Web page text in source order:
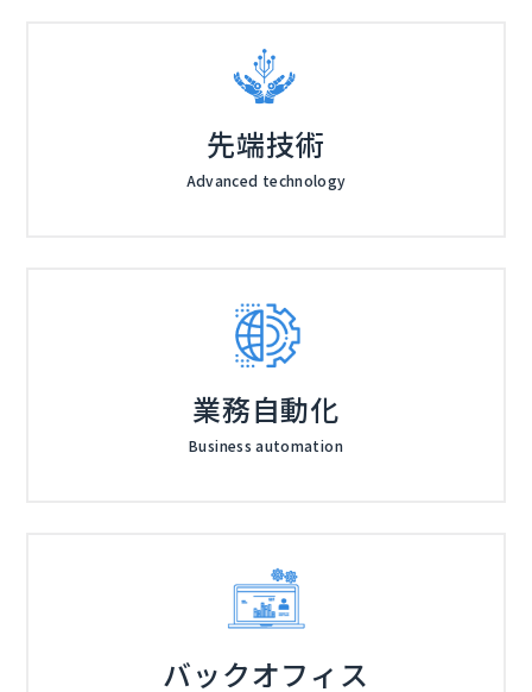
先端技術
Advanced technology
業務自動化
Business automation
バックオフィス